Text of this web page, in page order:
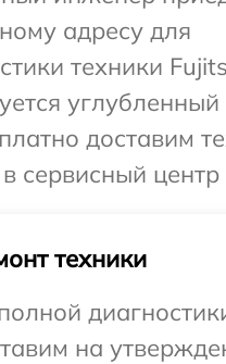
адресу для
техники
доставим
сервисный
техники
на